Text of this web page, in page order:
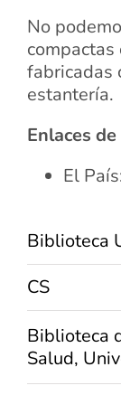
No
fabricadas
estantería.
Enlaces
El
Biblioteca
CS
Biblioteca
Salud,